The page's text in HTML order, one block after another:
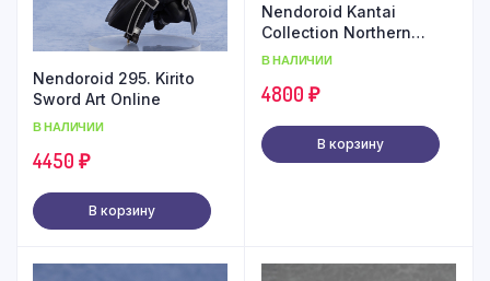
Nendoroid 295. Kirito
Sword Art Online
В НАЛИЧИИ
4450 ₽
В корзину
Nendoroid Kantai
Collection Northern
Princess Medicchu
В НАЛИЧИИ
4800 ₽
В корзину